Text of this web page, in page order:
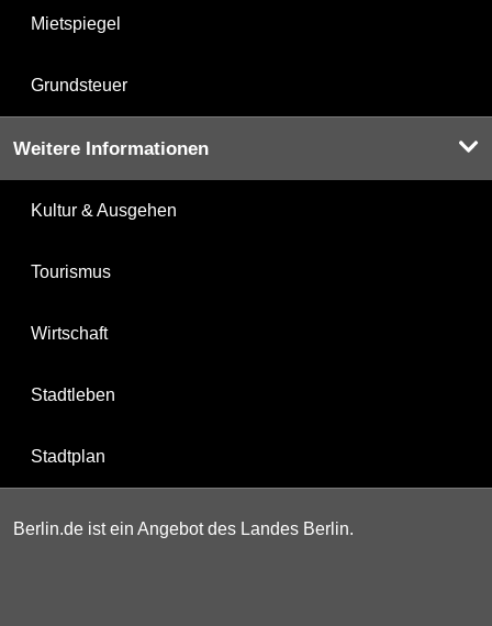
Mietspiegel
Grundsteuer
Weitere Informationen
Kultur & Ausgehen
Tourismus
Wirtschaft
Stadtleben
Stadtplan
Berlin.de ist ein Angebot des Landes Berlin.